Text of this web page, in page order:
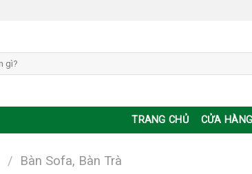
TRANG CHỦ CỬA HÀNG
/ Bàn Sofa, Bàn Trà